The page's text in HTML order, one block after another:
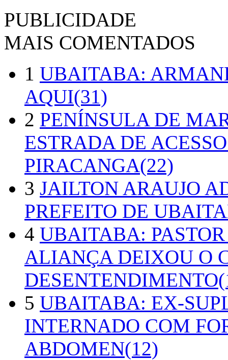
PUBLICIDADE
MAIS COMENTADOS
1 UBAITABA:
AQUI(31)
2 PENÍNSULA DE
ESTRADA DE
PIRACANGA(22)
3 JAILTON ARAUJO
PREFEITO DE
4 UBAITABA:
ALIANÇA DEIXOU O
5 UBAITABA: EX-
INTERNADO COM
ABDOMEN(12)